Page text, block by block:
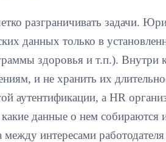
разграничивать задачи.
данных только в
здоровья и т.п.).
и не хранить их
аутентификации, а HR
данные о нем собираются
между интересами